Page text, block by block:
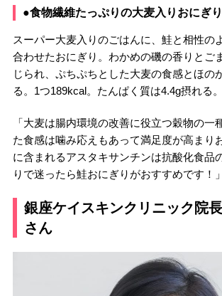
●食物繊維たっぷりの大麦入りおにぎり
スーパー大麦入りのごはんに、鮭と相性の
合わせたおにぎり。わかめの磯の香りとご
じられ、ぷちぷちとした大麦の食感とほの
る。1つ189kcal。たんぱく質は4.4g摂れる。
「大麦は腸内環境の改善に役立つ穀物の一
た食感は噛み応えもあって満足度が高まり
に含まれるアスタキサンチンは抗酸化食品
りで迷ったら鮭おにぎりがおすすめです！」
銀座ケイスキンクリニック院
さん